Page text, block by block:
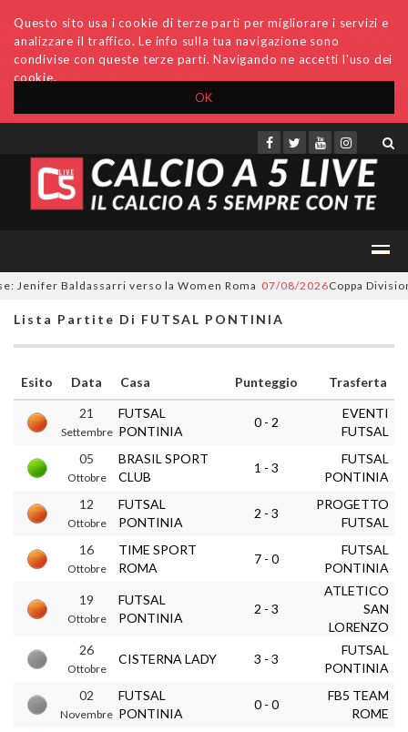
OK
Questo sito usa i cookie di terze parti per migliorare i servizi e
analizzare il traffico. Le info sulla tua navigazione sono
condivise con queste terze parti. Navigando ne accetti l'uso dei
cookie.
Accedi Archivio Invio comunicati Redazione
Baldassarri verso la Women Roma 07/08/2026Coppa
Lista Partite Di FUTSAL PONTINIA
Esito Data Casa Punteggio
Trasferta
21
Settembre
FUTSAL
PONTINIA
0 - 2
EVENTI
FUTSAL
05
Ottobre
BRASIL SPORT
CLUB
1 - 3
FUTSAL
PONTINIA
12
Ottobre
FUTSAL
PONTINIA
2 - 3
PROGETTO
FUTSAL
16
Ottobre
TIME SPORT
ROMA
7 - 0
FUTSAL
PONTINIA
19
Ottobre
FUTSAL
PONTINIA
2 - 3
ATLETICO
SAN
LORENZO
26
Ottobre
CISTERNA LADY 3 - 3
FUTSAL
PONTINIA
02
Novembre
FUTSAL
PONTINIA
0 - 0
FB5 TEAM
ROME